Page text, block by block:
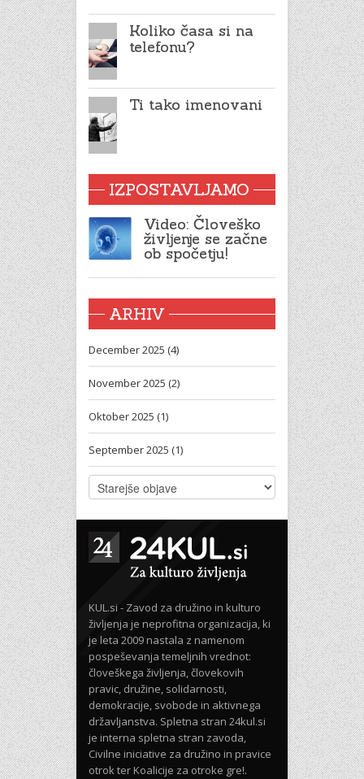
Koliko časa si na
telefonu?
Ti tako imenovani
IZPOSTAVLJAMO
Video: Človeško
življenje se začne
ob spočetju!
ARHIV
December 2025 (4)
November 2025 (2)
Oktober 2025 (1)
September 2025 (1)
KUL.si - Zavod za družino in kulturo
življenja je neprofitna organizacija, ki
je leta 2009 nastala z namenom
pospeševanja temeljnih vrednot:
človeškega življenja, človekovih
pravic, družine, solidarnosti,
demokracije, svobode in aktivnega
državljanstva. Spletna stran 24kul.si
je interna spletna stran zavoda,
Civilne iniciative za družino in pravice
otrok ter Koalicije za otroke gre!.